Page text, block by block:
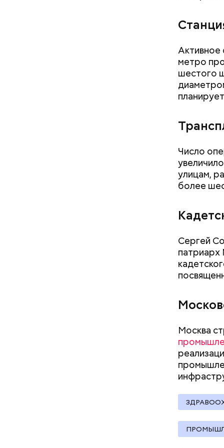
Активное
метро
шестого
Число
улицам,
более
Сергей
патриарх
Москва
Как поменять батареи дома и